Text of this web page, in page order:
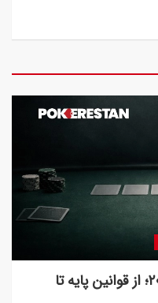
راهنمای پوکر تگزاس هولدم ۲۰۲۶؛ از قوانین پایه تا